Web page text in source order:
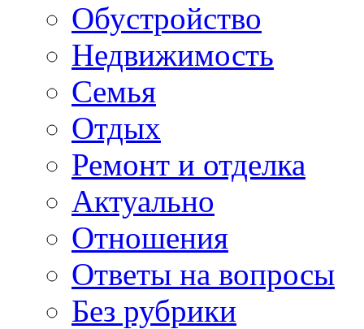
Обустройство
Недвижимость
Семья
Отдых
Ремонт и отделка
Актуально
Отношения
Ответы на вопросы
Без рубрики